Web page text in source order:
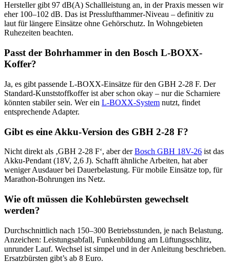
Hersteller gibt 97 dB(A) Schallleistung an, in der Praxis messen wir
eher 100–102 dB. Das ist Presslufthammer-Niveau – definitiv zu
laut für längere Einsätze ohne Gehörschutz. In Wohngebieten
Ruhezeiten beachten.
Passt der Bohrhammer in den Bosch L-BOXX-
Koffer?
Ja, es gibt passende L-BOXX-Einsätze für den GBH 2-28 F. Der
Standard-Kunststoffkoffer ist aber schon okay – nur die Scharniere
könnten stabiler sein. Wer ein L-BOXX-System nutzt, findet
entsprechende Adapter.
Gibt es eine Akku-Version des GBH 2-28 F?
Nicht direkt als ‚GBH 2-28 F‘, aber derBosch GBH 18V-26 ist das
Akku-Pendant (18V, 2,6 J). Schafft ähnliche Arbeiten, hat aber
weniger Ausdauer bei Dauerbelastung. Für mobile Einsätze top, für
Marathon-Bohrungen ins Netz.
Wie oft müssen die Kohlebürsten gewechselt
werden?
Durchschnittlich nach 150–300 Betriebsstunden, je nach Belastung.
Anzeichen: Leistungsabfall, Funkenbildung am Lüftungsschlitz,
unrunder Lauf. Wechsel ist simpel und in der Anleitung beschrieben.
Ersatzbürsten gibt’s ab 8 Euro.